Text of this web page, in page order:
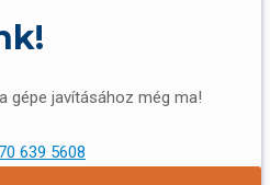
gépe javításához még ma!
639 5608